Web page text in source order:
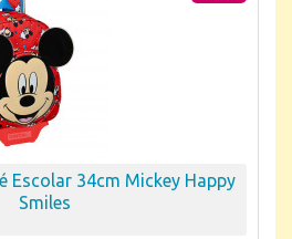
Escolar 34cm Mickey Happy
Smiles